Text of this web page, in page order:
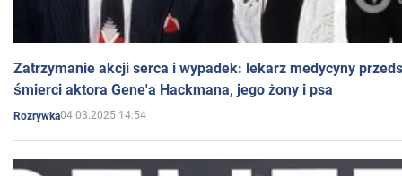
Zatrzymanie akcji serca i wypadek: lekarz medycyny
śmierci aktora Gene'a Hackmana, jego żony i psa
Rozrywka04.03.2025 14:54